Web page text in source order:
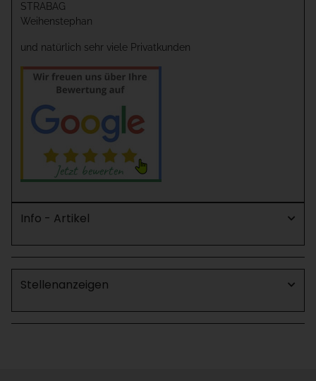
STRABAG
Weihenstephan
und natürlich sehr viele Privatkunden
Info - Artikel
Stellenanzeigen